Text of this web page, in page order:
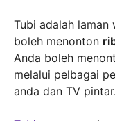
Tubi adalah laman
boleh menonton
Anda boleh
melalui pelbagai
anda dan TV pintar.